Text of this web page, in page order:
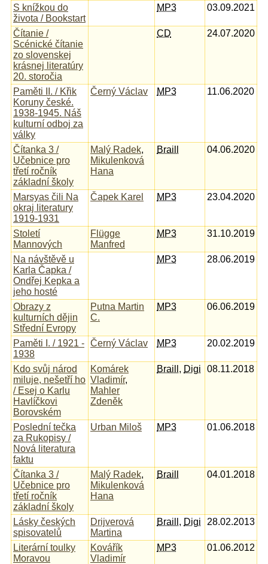
S knížkou do
života / Bookstart
MP3 03.09.2021
Čítanie /
Scénické čítanie
zo slovenskej
krásnej literatúry
20. storočia
CD 24.07.2020
Paměti II. / Křik
Koruny české.
1938-1945. Náš
kulturní odboj za
války
Černý Václav MP3 11.06.2020
Čítanka 3 /
Učebnice pro
třetí ročník
základní školy
Malý Radek,
Mikulenková
Hana
Braill 04.06.2020
Marsyas čili Na
okraj literatury
1919-1931
Čapek Karel MP3 23.04.2020
Století
Mannových
Flügge
Manfred
MP3 31.10.2019
Na návštěvě u
Karla Čapka /
Ondřej Kepka a
jeho hosté
MP3 28.06.2019
Obrazy z
kulturních dějin
Střední Evropy
Putna Martin
C.
MP3 06.06.2019
Paměti I. / 1921 -
1938
Černý Václav MP3 20.02.2019
Kdo svůj národ
miluje, nešetří ho
/ Esej o Karlu
Havlíčkovi
Borovském
Komárek
Vladimír,
Mahler
Zdeněk
Braill , Digi 08.11.2018
Poslední tečka
za Rukopisy /
Nová literatura
faktu
Urban Miloš MP3 01.06.2018
Čítanka 3 /
Učebnice pro
třetí ročník
základní školy
Malý Radek,
Mikulenková
Hana
Braill 04.01.2018
Lásky českých
spisovatelů
Drijverová
Martina
Braill , Digi 28.02.2013
Literární toulky
Moravou
Kovářík
Vladimír
MP3 01.06.2012